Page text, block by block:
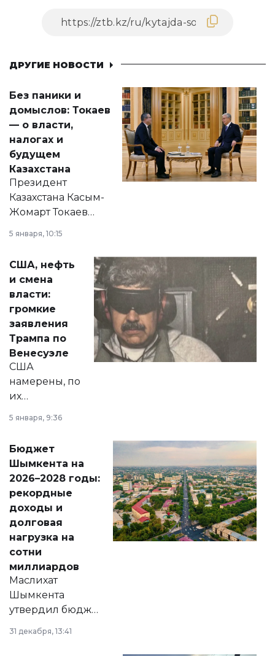
ДРУГИЕ НОВОСТИ
Без паники и
домыслов: Токаев
— о власти,
налогах и
будущем
Казахстана
Президент
Казахстана Касым-
Жомарт Токаев
сразу несколько
актуальных тем —
от слухов о
политических
реформах до
вопросов армии,
экономики и
личного здоровья.
5 января, 10:15
США, нефть
и смена
власти:
громкие
заявления
Трампа по
Венесуэле
США
намерены, по
их
принести
народу
Венесуэлы.
5 января, 9:36
Бюджет
Шымкента на
2026–2028 годы:
рекордные
доходы и
долговая
нагрузка на
сотни
миллиардов
Маслихат
Шымкента
утвердил бюджет
города на 2026–
2028 годы.
31 декабря, 13:41